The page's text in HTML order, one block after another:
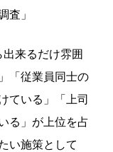
査」
来るだけ雰囲
「従業員同士の
ている」「上司
る」が上位を占
い施策として